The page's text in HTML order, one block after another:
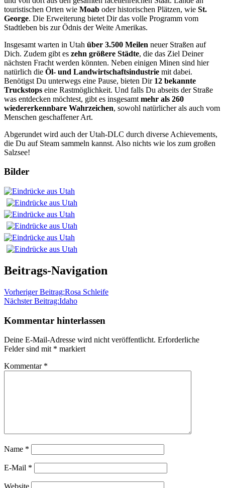
touristischen Orten wie Moab oder historischen Plätzen, wie St.
George. Die Erweiterung bietet Dir das volle Programm vom
Stadtleben bis zur Ödnis der Weite Amerikas.
Insgesamt warten in Utah über 3.500 Meilen neuer Straßen auf
Dich. Zudem gibt es zehn größere Städte, die das Ziel Deiner
nächsten Fracht werden könnten. Neben einigen Minen sind hier
natürlich die Öl- und Landwirtschaftsindustrie mit dabei.
Benötigst Du unterwegs eine Pause, bieten Dir 12 bekannte
Truckstops eine Rastmöglichkeit. Und falls Du abseits der Straße
was entdecken möchtest, gibt es insgesamt mehr als 260
wiedererkennbare Wahrzeichen, sowohl natürlicher als auch vom
Menschen geschaffener Art.
Abgerundet wird auch der Utah-DLC durch diverse Achievements,
die Du auf Steam sammeln kannst. Also nichts wie los zum großen
Salzsee!
Bilder
Beitrags-Navigation
Vorheriger Beitrag:Rosa Schleife
Nächster Beitrag:Idaho
Kommentar hinterlassen
Deine E-Mail-Adresse wird nicht veröffentlicht. Erforderliche
Felder sind mit * markiert
Kommentar *
Name *
E-Mail *